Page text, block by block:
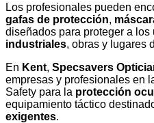
Los profesionales pueden
gafas de protección,
diseñados para proteger a los
industriales, obras y lugares
En Kent, Specsavers
empresas y profesionales en
Safety para la protección
equipamiento táctico
exigentes.